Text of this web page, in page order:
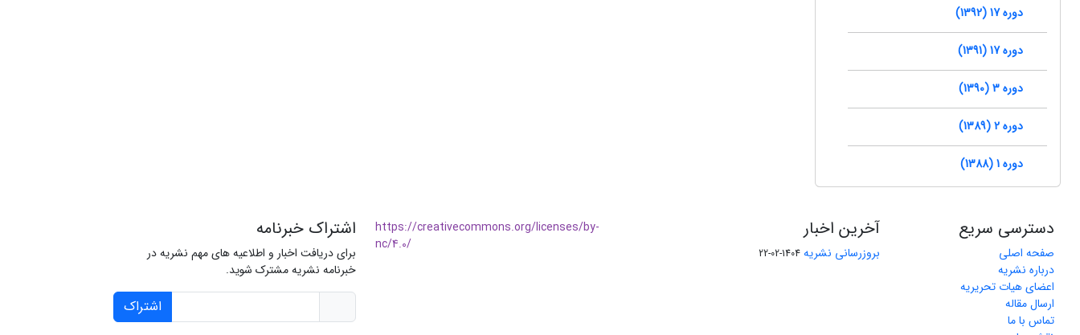
دوره 17 (1392)
دوره 17 (1391)
دوره 3 (1390)
دوره 2 (1389)
دوره 1 (1388)
دسترسی سریع
صفحه اصلی
درباره نشریه
اعضای هیات تحریریه
ارسال مقاله
تماس با ما
آخرین اخبار
بروزرسانی نشریه 1404-02-22
https://creativecommons.org/licenses/by-
nc/4.0/
اشتراک خبرنامه
برای دریافت اخبار و اطلاعیه های مهم نشریه در
خبرنامه نشریه مشترک شوید.
اشتراک